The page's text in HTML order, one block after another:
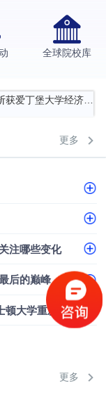
全球院校库
例
硕士录取案例
获爱丁堡大学经济学
例解析
分逆袭QS百强金
更多
注哪些变化
后的巅峰
钟美美：那个13岁的模仿少年，决定在波士顿大学重新定义自己
更多